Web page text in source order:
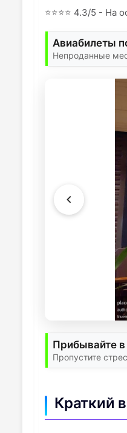
⭐⭐⭐⭐ 4.3/5 - На
Авиабилеты
Непроданные
Прибывайте
Пропустите
Краткий